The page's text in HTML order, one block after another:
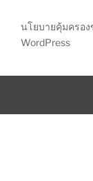
a
t
o
s
t
t
นโยบายคุ้มครอ
WordPress